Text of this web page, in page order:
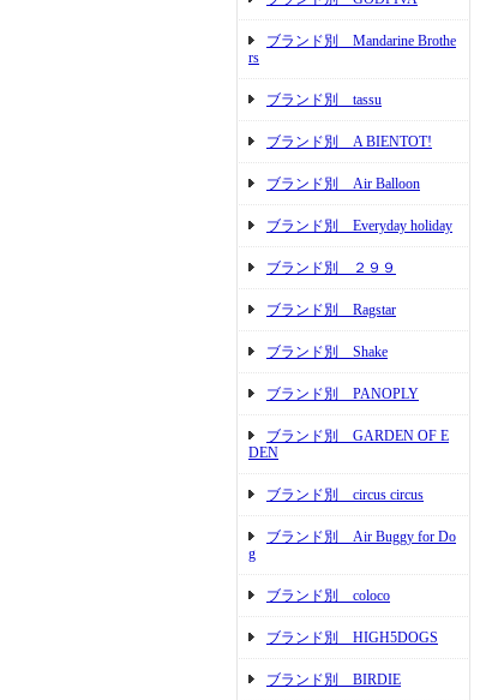
ブランド別 Mandarine Brothe
rs
ブランド別 tassu
ブランド別 A BIENTOT!
ブランド別 Air Balloon
ブランド別 Everyday holiday
ブランド別 ２９９
ブランド別 Ragstar
ブランド別 Shake
ブランド別 PANOPLY
ブランド別 GARDEN OF E
DEN
ブランド別 circus circus
ブランド別 Air Buggy for Do
g
ブランド別 coloco
ブランド別 HIGH5DOGS
ブランド別 BIRDIE